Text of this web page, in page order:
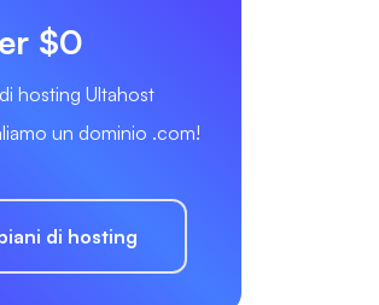
$0
hosting Ultahost
un dominio .com!
di hosting